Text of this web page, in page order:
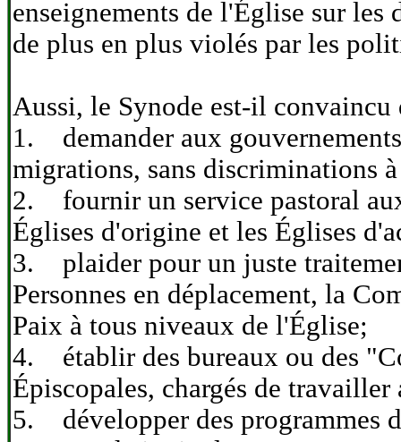
enseignements de l'Église sur
de plus en plus violés par les
Aussi, le Synode est-il convaincu
1. demander aux
migrations, sans discriminations
2. fournir un service pastoral
Églises d'origine et les Églises
3. plaider pour un juste
Personnes en déplacement, la
Paix à tous niveaux de l'Église;
4. établir des bureaux ou des
Épiscopales, chargés de
5. développer des programmes